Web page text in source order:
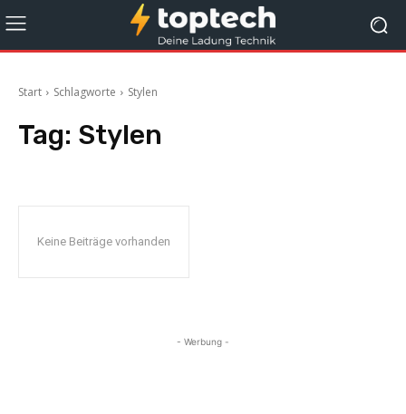
Start Schlagworte Stylen
Tag: Stylen
Keine Beiträge vorhanden
- Werbung -